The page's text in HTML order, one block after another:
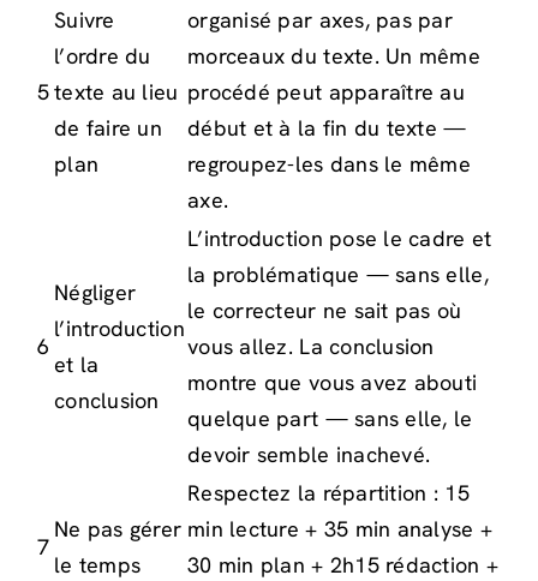
5
Suivre
l’ordre du
texte au lieu
de faire un
plan
organisé par axes, pas par
morceaux du texte. Un même
procédé peut apparaître au
début et à la fin du texte —
regroupez-les dans le même
axe.
6
Négliger
l’introduction
et la
conclusion
L’introduction pose le cadre et
la problématique — sans elle,
le correcteur ne sait pas où
vous allez. La conclusion
montre que vous avez abouti
quelque part — sans elle, le
devoir semble inachevé.
7
Ne pas gérer
le temps
Respectez la répartition : 15
min lecture + 35 min analyse +
30 min plan + 2h15 rédaction +